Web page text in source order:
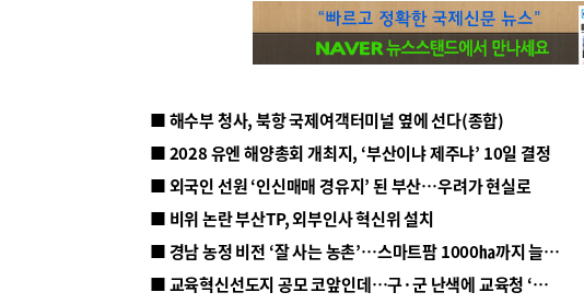
■ 해수부 청사, 북항 국제여객터미널 옆에 선다(종합)
■ 2028 유엔 해양총회 개최지, ‘부산이냐 제주냐’ 10일 결정
■ 외국인 선원 ‘인신매매 경유지’ 된 부산…우려가 현실로
■ 비위 논란 부산TP, 외부인사 혁신위 설치
■ 경남 농정 비전 ‘잘 사는 농촌’…스마트팜 1000㏊까지 늘린다
■ 교육혁신선도지 공모 코앞인데…구·군 난색에 교육청 ‘쩔쩔’